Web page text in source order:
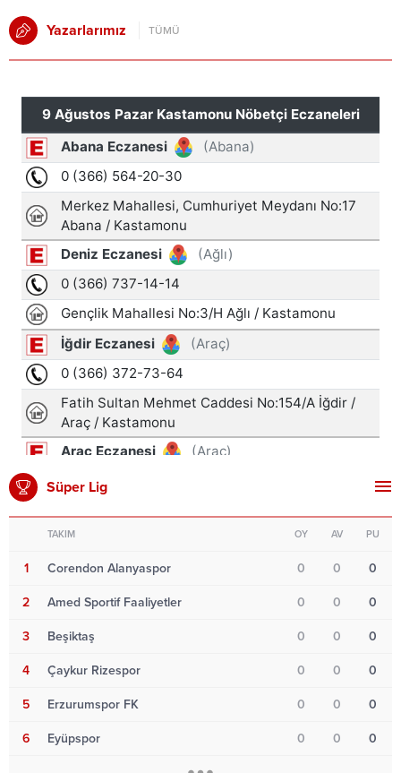
Yazarlarımız TÜMÜ
Süper Lig
TAKIM OY AV PU
1 Corendon Alanyaspor 0 0 0
2 Amed Sportif Faaliyetler 0 0 0
3 Beşiktaş 0 0 0
4 Çaykur Rizespor 0 0 0
5 Erzurumspor FK 0 0 0
6 Eyüpspor 0 0 0